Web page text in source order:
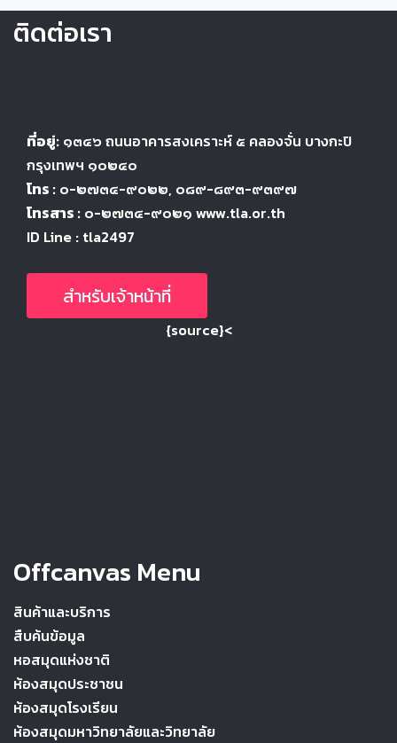
ติดต่อเรา
ที่อยู่: ๑๓๔๖ ถนนอาคารสงเคราะห์ ๕ คลองจั่น บางกะปิ
กรุงเทพฯ ๑๐๒๔๐
โทร : ๐-๒๗๓๔-๙๐๒๒, ๐๘๙-๘๙๓-๙๓๙๗
โทรสาร : ๐-๒๗๓๔-๙๐๒๑ www.tla.or.th
ID Line : tla2497
สำหรับเจ้าหน้าที่
{source}<
Offcanvas Menu
สินค้าและบริการ
สืบค้นข้อมูล
หอสมุดแห่งชาติ
ห้องสมุดประชาชน
ห้องสมุดโรงเรียน
ห้องสมุดมหาวิทยาลัยและวิทยาลัย